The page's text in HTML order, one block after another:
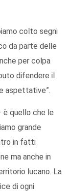
colto segni
da parte delle
per colpa
difendere il
aspettative”.
è quello che le
grande
in fatti
ma anche in
lucano. La
di ogni